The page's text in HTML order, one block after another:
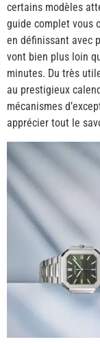
certains modèles
guide complet vous
en définissant avec
vont bien plus loin
minutes. Du très
au prestigieux
mécanismes
apprécier tout le